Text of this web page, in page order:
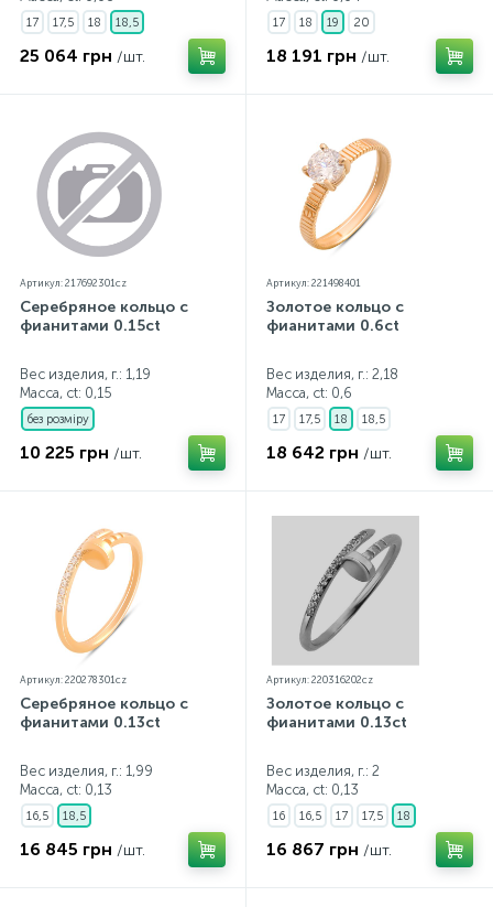
17 17,5 18 18,5
25 064 грн /шт.
17 18 19 20
18 191 грн /шт.
Артикул: 217692301cz
Серебряное кольцо с
фианитами 0.15ct
Вес изделия, г.: 1,19
Масса, ct: 0,15
без розміру
10 225 грн /шт.
Артикул: 221498401
Золотое кольцо с
фианитами 0.6ct
Вес изделия, г.: 2,18
Масса, ct: 0,6
17 17,5 18 18,5
18 642 грн /шт.
Артикул: 220278301cz
Серебряное кольцо с
фианитами 0.13ct
Вес изделия, г.: 1,99
Масса, ct: 0,13
16,5 18,5
16 845 грн /шт.
Артикул: 220316202cz
Золотое кольцо с
фианитами 0.13ct
Вес изделия, г.: 2
Масса, ct: 0,13
16 16,5 17 17,5 18
16 867 грн /шт.